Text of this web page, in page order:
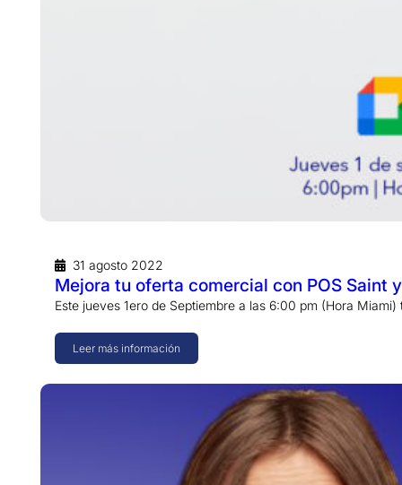
31 agosto 2022
Mejora tu oferta comercial con POS Saint
Este jueves 1ero de Septiembre a las 6:00 pm (Hora
Leer más información